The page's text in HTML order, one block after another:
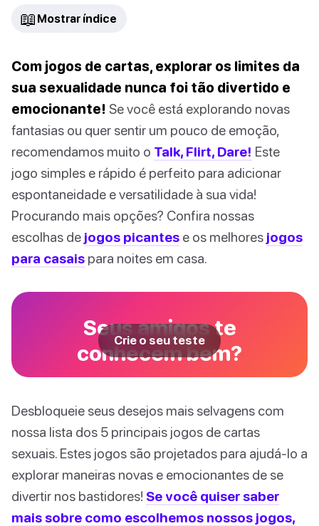
📖 Mostrar índice
Com jogos de cartas, explorar os limites da
sua sexualidade nunca foi tão divertido e
emocionante! Se você está explorando novas
fantasias ou quer sentir um pouco de emoção,
recomendamos muito o Talk, Flirt, Dare! Este
jogo simples e rápido é perfeito para adicionar
espontaneidade e versatilidade à sua vida!
Procurando mais opções? Confira nossas
escolhas de jogos picantes e os melhores jogos
para casais para noites em casa.
Seus amigos te
conhecem bem?
Crie o seu teste
Desbloqueie seus desejos mais selvagens com
nossa lista dos 5 principais jogos de cartas
sexuais. Estes jogos são projetados para ajudá-lo a
explorar maneiras novas e emocionantes de se
divertir nos bastidores! Se você quiser saber
mais sobre como escolhemos nossos jogos,